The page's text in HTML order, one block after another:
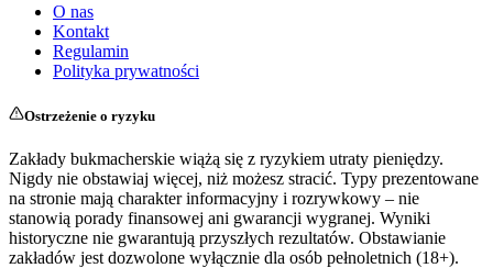
O nas
Kontakt
Regulamin
Polityka prywatności
Ostrzeżenie o ryzyku
Zakłady bukmacherskie wiążą się z ryzykiem utraty pieniędzy.
Nigdy nie obstawiaj więcej, niż możesz stracić. Typy prezentowane
na stronie mają charakter informacyjny i rozrywkowy – nie
stanowią porady finansowej ani gwarancji wygranej. Wyniki
historyczne nie gwarantują przyszłych rezultatów. Obstawianie
zakładów jest dozwolone wyłącznie dla osób pełnoletnich (18+).